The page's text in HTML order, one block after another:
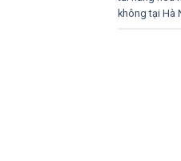
không tại Hà